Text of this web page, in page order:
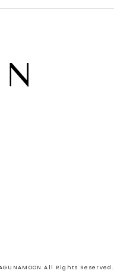
All Rights Reserved.